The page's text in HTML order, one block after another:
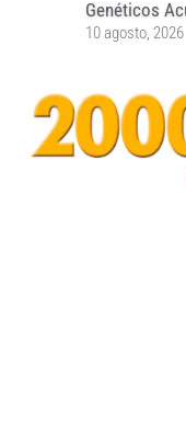
Genéticos
10 agosto, 2026